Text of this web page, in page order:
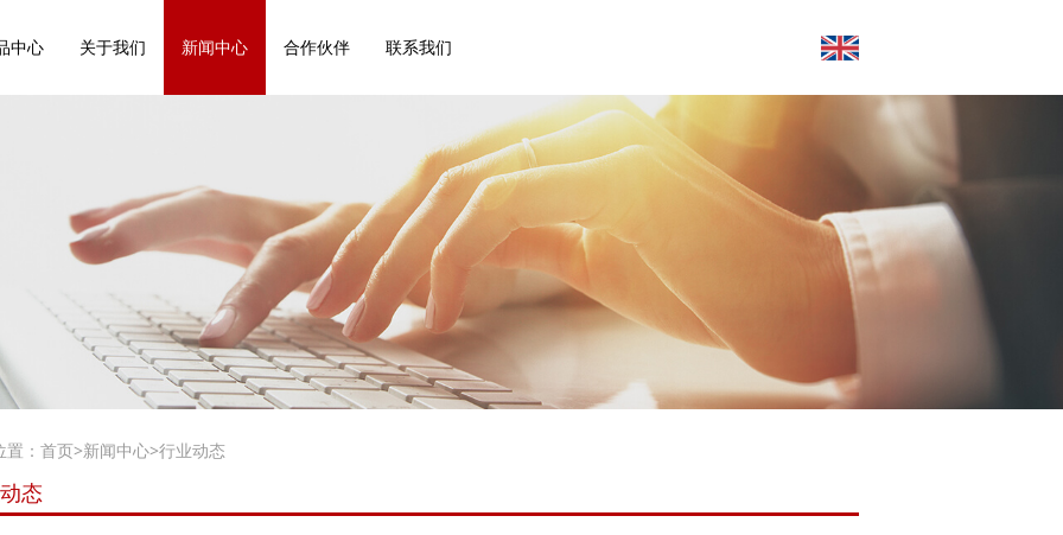
中心 关于我们 新闻中心 合作伙伴 联系我们
： 首页>新闻中心>行业动态
态